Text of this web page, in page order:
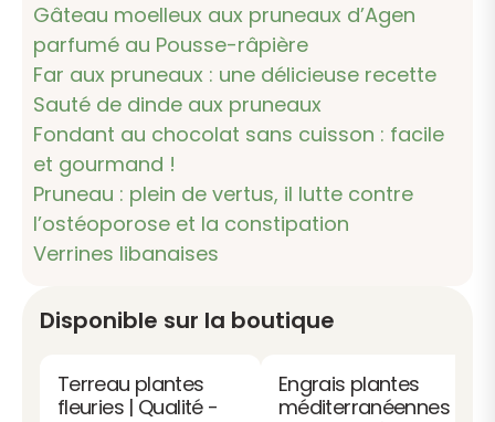
Gâteau moelleux aux pruneaux d’Agen
parfumé au Pousse-râpière
Far aux pruneaux : une délicieuse recette
Sauté de dinde aux pruneaux
Fondant au chocolat sans cuisson : facile
et gourmand !
Pruneau : plein de vertus, il lutte contre
l’ostéoporose et la constipation
Verrines libanaises
Disponible sur la boutique
Terreau plantes
fleuries | Qualité -
Engrais plantes
méditerranéennes